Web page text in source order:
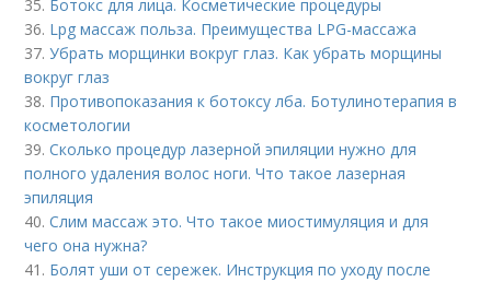
35. Ботокс для лица. Косметические процедуры
36. Lpg массаж польза. Преимущества LPG-массажа
37.Убрать морщинки вокруг глаз. Как убрать морщины
вокруг глаз
38. Противопоказания к ботоксу лба. Ботулинотерапия в
косметологии
39.Сколько процедур лазерной эпиляции нужно для
полного удаления волос ноги. Что такое лазерная
эпиляция
40.Слим массаж это. Что такое миостимуляция и для
чего она нужна?
41. Болят уши от сережек. Инструкция по уходу после